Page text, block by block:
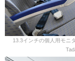
13.3インチの個人用モニ